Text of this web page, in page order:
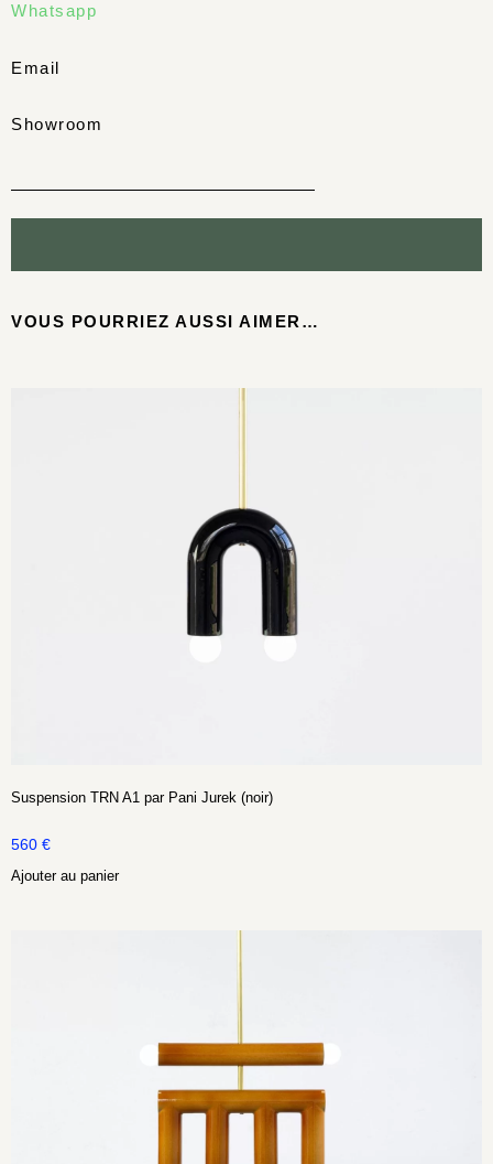
Whatsapp
Email
Showroom
VOUS POURRIEZ AUSSI AIMER…
Suspension TRN A1 par Pani Jurek (noir)
560 €
Ajouter au panier